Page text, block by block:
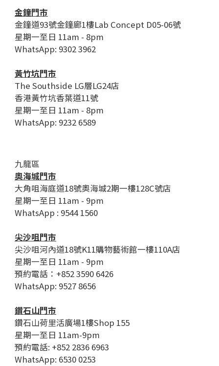
金鐘門市
金鐘道93號金鐘廊1樓Lab Concept D05-06號
星期一至日 11am - 8pm
WhatsApp: 9302 3962
黃竹坑門市
The Southside LG層LG24店
香港黃竹坑香葉道11號
星期一至日 11am - 8pm
WhatsApp: 9232 6589
九龍區
奧海城門市
大角咀海庭道18號奧海城2期一樓128C號店
星期一至日 11am - 9pm
WhatsApp : 9544 1560
尖沙咀門市
尖沙咀河內道18號K11購物藝術館一樓110A店
星期一至日 11am - 9pm
預約電話：+852 3590 6426
WhatsApp: 9527 8656
鑽石山門市
鑽石山荷里活廣場1樓Shop 155
星期一至日 11am-9pm
預約電話: +852 2836 6963
WhatsApp: 6530 0253